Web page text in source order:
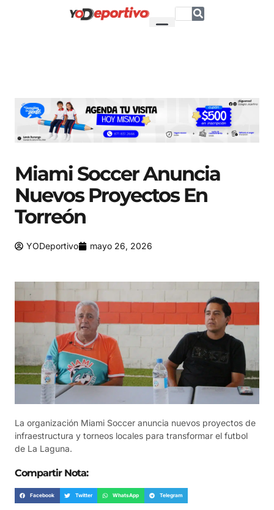
Miami Soccer Anuncia
Nuevos Proyectos En
Torreón
YODeportivo mayo 26, 2026
La organización Miami Soccer anuncia nuevos proyectos de
infraestructura y torneos locales para transformar el futbol
de La Laguna.
Compartir Nota:
Facebook Twitter WhatsApp Telegram